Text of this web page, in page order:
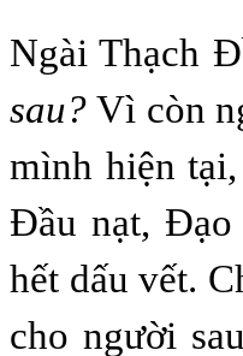
Ngài Thạch
sau? Vì còn
mình hiện
Đầu nạt,
hết dấu vết.
cho người